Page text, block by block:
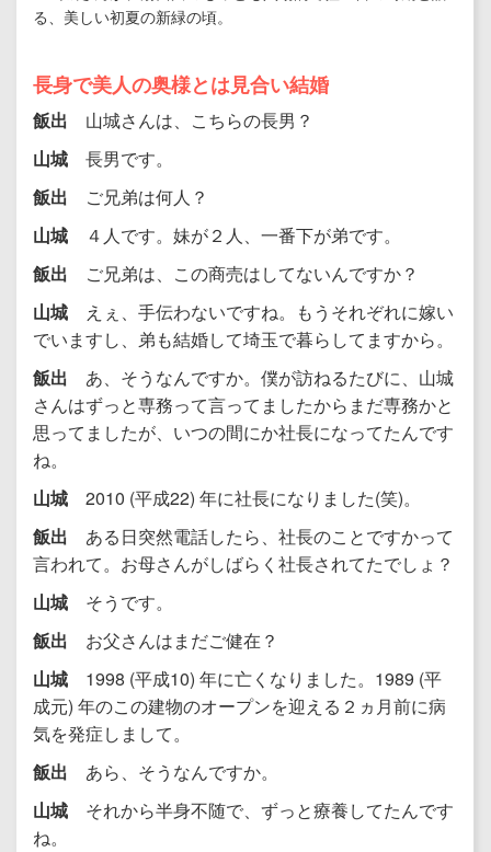
る、美しい初夏の新緑の頃。
長身で美人の奥様とは見合い結婚
飯出 山城さんは、こちらの長男？
山城 長男です。
飯出 ご兄弟は何人？
山城 ４人です。妹が２人、一番下が弟です。
飯出 ご兄弟は、この商売はしてないんですか？
山城 えぇ、手伝わないですね。もうそれぞれに嫁い
でいますし、弟も結婚して埼玉で暮らしてますから。
飯出 あ、そうなんですか。僕が訪ねるたびに、山城
さんはずっと専務って言ってましたからまだ専務かと
思ってましたが、いつの間にか社長になってたんです
ね。
山城 2010 (平成22) 年に社長になりました(笑)。
飯出 ある日突然電話したら、社長のことですかって
言われて。お母さんがしばらく社長されてたでしょ？
山城 そうです。
飯出 お父さんはまだご健在？
山城 1998 (平成10) 年に亡くなりました。1989 (平
成元) 年のこの建物のオープンを迎える２ヵ月前に病
気を発症しまして。
飯出 あら、そうなんですか。
山城 それから半身不随で、ずっと療養してたんです
ね。